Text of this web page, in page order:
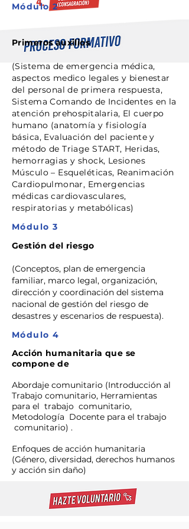
Módulo 2
Primeros auxilios
(Sistema de emergencia médica,
aspectos medico legales y bienestar
del personal de primera respuesta,
Sistema Comando de Incidentes en la
atención prehospitalaria, El cuerpo
humano (anatomía y fisiología
básica, Evaluación del paciente y
método de Triage START, Heridas,
hemorragias y shock, Lesiones
Músculo – Esqueléticas, Reanimación
Cardiopulmonar, Emergencias
médicas cardiovasculares,
respiratorias y metabólicas)
Módulo 3
Gestión del riesgo
(Conceptos, plan de emergencia
familiar, marco legal, organización,
dirección y coordinación del sistema
nacional de gestión del riesgo de
desastres y escenarios de respuesta).
Módulo 4
Acción humanitaria que se
compone de
Abordaje comunitario (Introducción al
Trabajo comunitario, Herramientas
para el trabajo comunitario,
Metodología Docente para el trabajo
comunitario) .
Enfoques de acción humanitaria
(Género, diversidad, derechos humanos
y acción sin daño)